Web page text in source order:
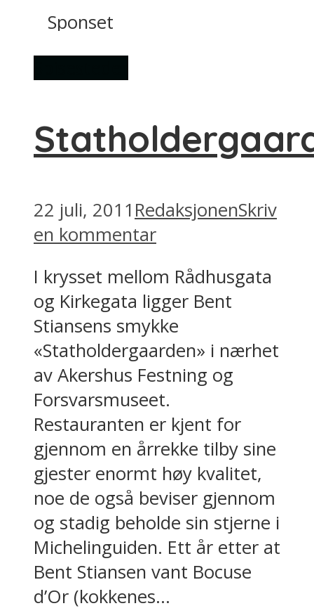
Sponset
22 juli, 2011 RedaksjonenSkriv
en kommentar
I krysset mellom Rådhusgata
og Kirkegata ligger Bent
Stiansens smykke
«Statholdergaarden» i nærhet
av Akershus Festning og
Forsvarsmuseet.
Restauranten er kjent for
gjennom en årrekke tilby sine
gjester enormt høy kvalitet,
noe de også beviser gjennom
og stadig beholde sin stjerne i
Michelinguiden. Ett år etter at
Bent Stiansen vant Bocuse
d’Or (kokkenes...